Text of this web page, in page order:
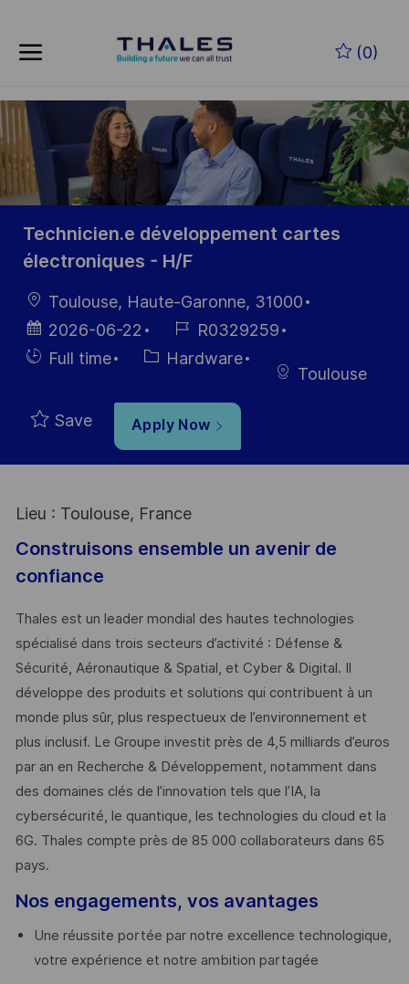
(0)
-
Technicien.e développement cartes
électroniques - H/F
LocationToulouse, Haute-Garonne, 31000
Posted
Date
2026-06-22
Job
Id
R0329259
HiringFull time CategoryHardware
Toulouse
Save Apply Now
Lieu : Toulouse, France
Construisons ensemble un avenir de
confiance
Thales est un leader mondial des hautes technologies
spécialisé dans trois secteurs d’activité : Défense &
Sécurité, Aéronautique & Spatial, et Cyber & Digital. Il
développe des produits et solutions qui contribuent à un
monde plus sûr, plus respectueux de l’environnement et
plus inclusif. Le Groupe investit près de 4,5 milliards d’euros
par an en Recherche & Développement, notamment dans
des domaines clés de l’innovation tels que l’IA, la
cybersécurité, le quantique, les technologies du cloud et la
6G. Thales compte près de 85 000 collaborateurs dans 65
pays. ​
Nos engagements, vos avantages
Une réussite portée par notre excellence technologique,
votre expérience et notre ambition partagée